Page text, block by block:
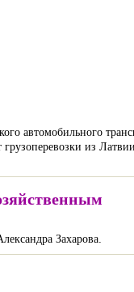
автомобильного
из
Захарова.